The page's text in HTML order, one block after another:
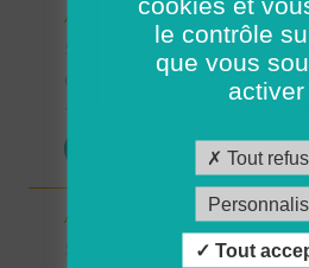
Auxiliaire de vie (H/F)
56 - Morbihan
Auxiliaire de vie (H/F)
le contrôle
que vous
activer
Tout
Tout